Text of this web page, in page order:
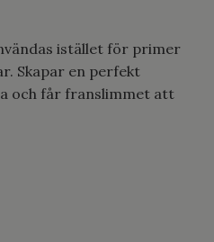
istället för primer
Skapar en perfekt
och får franslimmet att